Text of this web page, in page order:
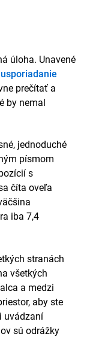
úloha. Unavené
usporiadanie
prečítať a
by nemal
jednoduché
písmom
s
číta oveľa
iba 7,4
stranách
všetkých
a medzi
aby ste
uvádzaní
sú odrážky